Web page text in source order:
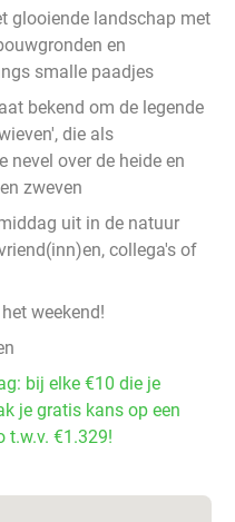
glooiende landschap met
en
smalle paadjes
bekend om de legende
die als
nevel over de heide en
zweven
uit in de natuur
collega's of
weekend!
bij elke €10 die je
je gratis kans op een
t.w.v. €1.329!